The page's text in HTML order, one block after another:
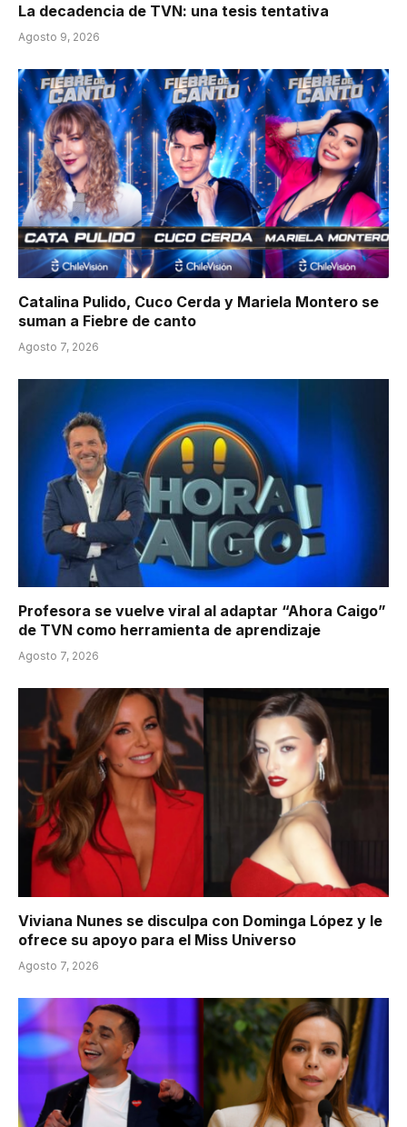
La decadencia de TVN: una tesis tentativa
Agosto 9, 2026
Catalina Pulido, Cuco Cerda y Mariela Montero se
suman a Fiebre de canto
Agosto 7, 2026
Profesora se vuelve viral al adaptar “Ahora Caigo”
de TVN como herramienta de aprendizaje
Agosto 7, 2026
Viviana Nunes se disculpa con Dominga López y le
ofrece su apoyo para el Miss Universo
Agosto 7, 2026